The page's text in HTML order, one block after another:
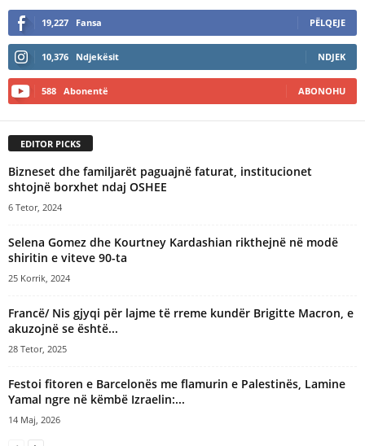
19,227 Fansa PËLQEJE
10,376 Ndjekësit NDJEK
588 Abonentë ABONOHU
EDITOR PICKS
Bizneset dhe familjarët paguajnë faturat, institucionet
shtojnë borxhet ndaj OSHEE
6 Tetor, 2024
Selena Gomez dhe Kourtney Kardashian rikthejnë në modë
shiritin e viteve 90-ta
25 Korrik, 2024
Francë/ Nis gjyqi për lajme të rreme kundër Brigitte Macron, e
akuzojnë se është...
28 Tetor, 2025
Festoi fitoren e Barcelonës me flamurin e Palestinës, Lamine
Yamal ngre në këmbë Izraelin:...
14 Maj, 2026